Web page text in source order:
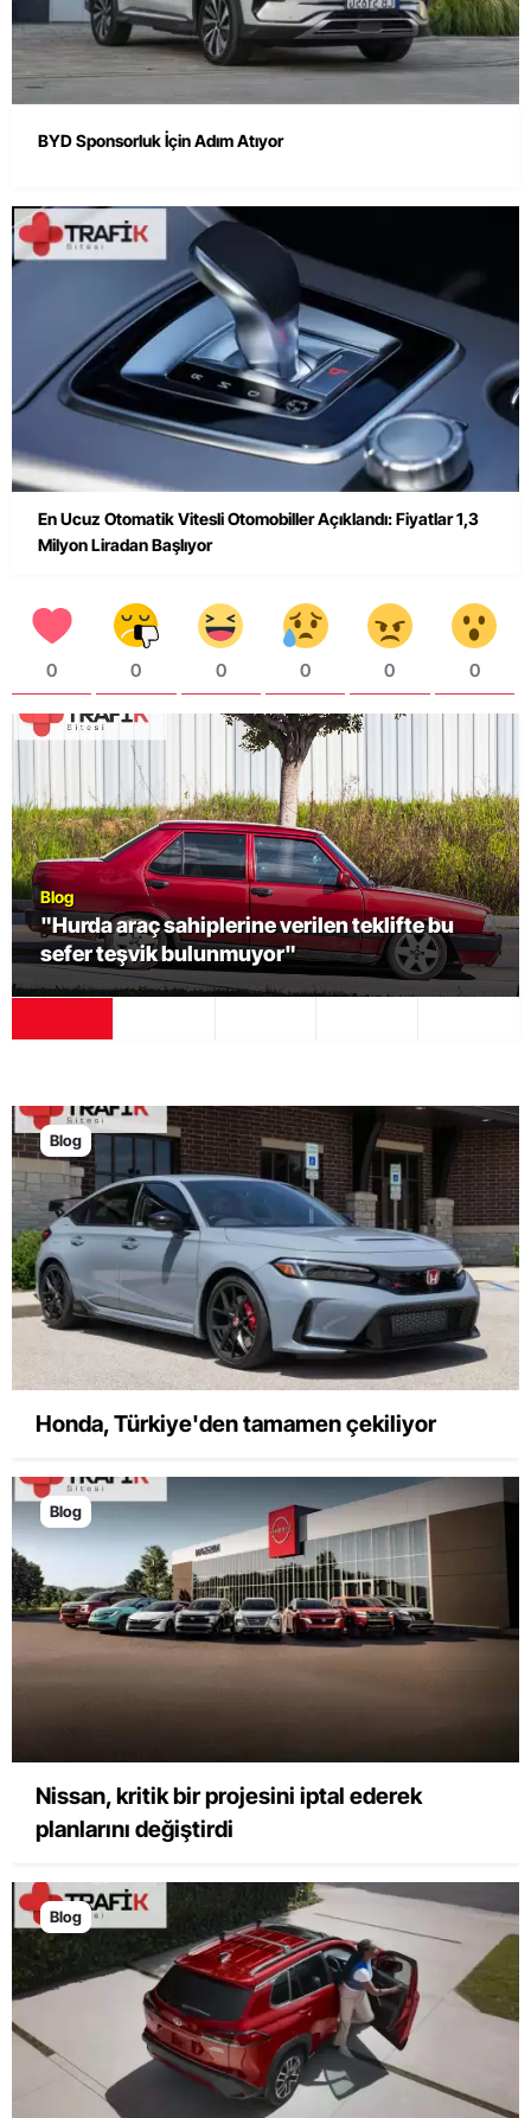
BYD Sponsorluk İçin Adım Atıyor
En Ucuz Otomatik Vitesli Otomobiller Açıklandı: Fiyatlar 1,3
Milyon Liradan Başlıyor
0 0 0 0 0 0
Blog
"Hurda araç sahiplerine verilen teklifte bu
sefer teşvik bulunmuyor"
Blog
Honda, Türkiye'den tamamen çekiliyor
Blog
Nissan, kritik bir projesini iptal ederek
planlarını değiştirdi
Blog